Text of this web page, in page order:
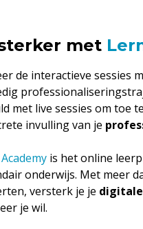
met
de interactieve sessies
met live sessies om toe
invulling van je
is het online
onderwijs. Met meer
, versterk je je
je wil.